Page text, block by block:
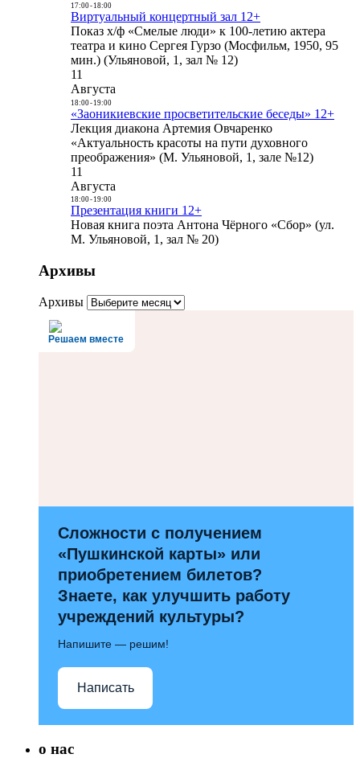
17:00- 18:00
Виртуальный концертный зал 12+
Показ х/ф «Смелые люди» к 100-летию актера
театра и кино Сергея Гурзо (Мосфильм, 1950, 95
мин.) (Ульяновой, 1, зал № 12)
11
Августа
18:00- 19:00
«Заоникиевские просветительские беседы» 12+
Лекция диакона Артемия Овчаренко
«Актуальность красоты на пути духовного
преображения» (М. Ульяновой, 1, зале №12)
11
Августа
18:00- 19:00
Презентация книги 12+
Новая книга поэта Антона Чёрного «Сбор» (ул.
М. Ульяновой, 1, зал № 20)
Архивы
Архивы
Решаем вместе
Сложности с получением
«Пушкинской карты» или
приобретением билетов?
Знаете, как улучшить работу
учреждений культуры?
Напишите — решим!
Написать
о нас